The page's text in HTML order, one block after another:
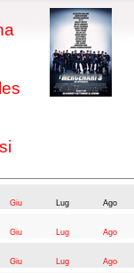
Giu Lug
Ago
Giu Lug
Ago
Giu Lug
Ago